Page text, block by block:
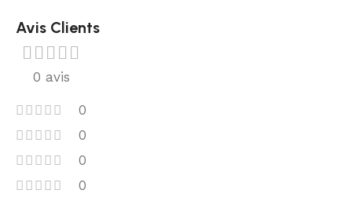
Avis Clients
0 avis
0
0
0
0